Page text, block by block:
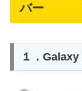
バー
１．